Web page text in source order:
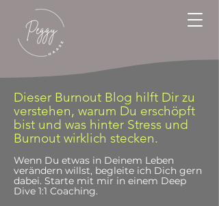
Dieser Burnout Blog hilft Dir zu
verstehen, warum Du erschöpft
bist und was hinter Stress und
Burnout wirklich stecken.
Wenn Du etwas in Deinem Leben
verändern willst, begleite ich Dich gern
dabei. Starte mit mir in einem Deep
Dive 1:1 Coaching.